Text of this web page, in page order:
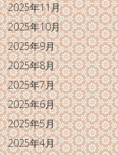
2025年11月
2025年10月
2025年9月
2025年8月
2025年7月
2025年6月
2025年5月
2025年4月